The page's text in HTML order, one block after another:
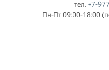
тел. +7-
Пн-Пт 09:00-18:00